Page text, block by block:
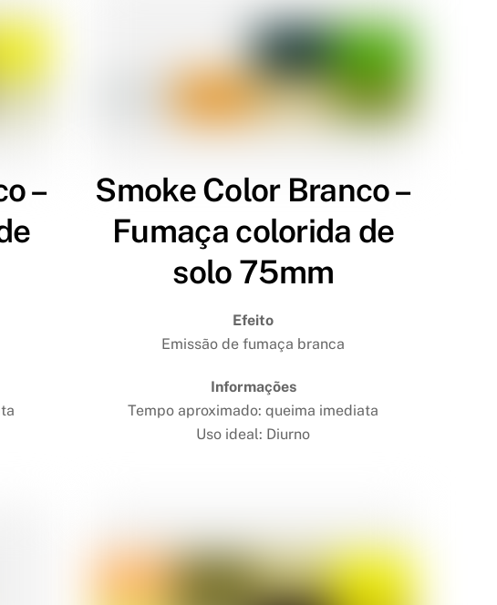
–
Smoke Color Branco –
Fumaça colorida de
solo 75mm
Efeito
Emissão de fumaça branca
Informações
Tempo aproximado: queima imediata
Uso ideal: Diurno